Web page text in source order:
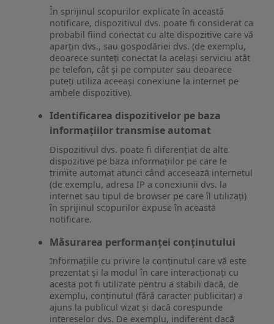
În sprijinul scopurilor explicate în această
notificare, dispozitivul dvs. poate fi considerat ca
probabil fiind conectat cu alte dispozitive care vă
aparțin dvs., sau gospodăriei dvs. (de exemplu,
deoarece sunteți conectat la același serviciu atât
pe telefon, cât și pe computer sau deoarece
puteți utiliza aceeași conexiune la internet pe
ambele dispozitive).
Identificarea dispozitivelor pe baza
informațiilor transmise automat
Dispozitivul dvs. poate fi diferențiat de alte
dispozitive pe baza informațiilor pe care le
trimite automat atunci când accesează internetul
(de exemplu, adresa IP a conexiunii dvs. la
internet sau tipul de browser pe care îl utilizați)
în sprijinul scopurilor expuse în această
notificare.
Măsurarea performanței conținutului
Informațiile cu privire la conținutul care vă este
prezentat și la modul în care interacționați cu
acesta pot fi utilizate pentru a stabili dacă, de
exemplu, conținutul (fără caracter publicitar) a
ajuns la publicul vizat și dacă corespunde
intereselor dvs. De exemplu, indiferent dacă